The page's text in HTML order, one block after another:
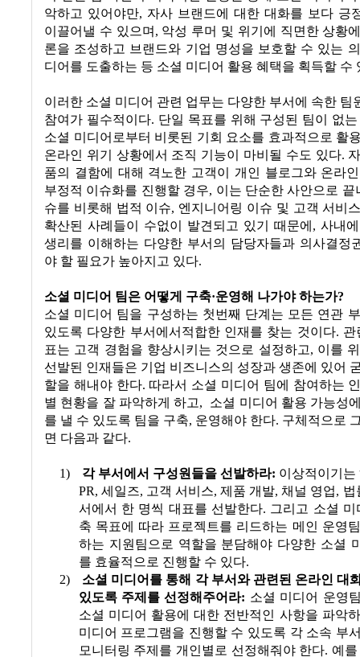
악하고 있어야만, 자사 브랜드에 대한 대화를 보다 긍
이끌어낼 수 있으며 , 악성 루머 및 위기에 직면한 상황
론을 조성하고 브랜드와 기업 명성을 보호할 수 있는
디어를 도출하는 등 소셜 미디어 활용 혜택을 획득할 수
이러한 소셜 미디어 관련 업무는 다양한 부서에 속한 팀
참여가 필수적이다. 단일 목표를 위해 구성된 팀이 없
소셜 미디어로부터 비롯된 기회 요소를 효과적으로 활
온라인 위기 상황에서 조직 기능이 마비될 수도 있다.
품의 결함에 대해 격노한 고객이 개인 블로그와 온라
부정적 이슈화를 진행할 경우, 이는 단순한 사안으로
슈를 비롯해 법적 이슈, 엔지니어링 이슈 및 고객 서비
확산된 사례들이 수없이 발견되고 있기 때문에 , 사내
생리를 이해하는 다양한 부서의 담당자들과 의사결정
야 할 필요가 높아지고 있다.
소셜 미디어 팀은 어떻게 구축·운영해 나가야 하는가?
소셜 미디어 팀을 구성하는 첫번째 단계는 모든 연관
있도록 다양한 부서에서적합한 인재를 찾는 것이다. 관
표는 고객 경험을 향상시키는 것으로 설정하고, 이를
선발된 인재들은 기업 비즈니스의 성장과 생존에 있어
할을 해내야 한다. 따라서 소셜 미디어 팀에 참여하는
별 현황을 잘 파악하게 하고,
소셜 미디어 활용 가능성
를 낼 수 있도록 팀을 구축, 운영해야 한다. 구체적으로
면 다음과 같다.
1) 각 부서에서 구성원들을 선발하라: 이상적이기는
PR, 세일즈, 고객 서비스,제품 개발,채널 영업, 법
서에서 한 명씩 대표를 선발한다. 그리고 소셜
축 목표에 따라 프로젝트를 리드하는 메인 운영
하는 지원팀으로 역할을 분담해야 다양한 소셜
를 효율적으로 진행할 수 있다.
2)
소셜 미디어를 통해 각 부서와 관련된 온라인 대
있도록 주제를 선정해주어라: 소셜 미디어 운영
소셜 미디어 활용에 대한 전반적인 사항을 파악
미디어 프로그램을 진행할 수 있도록 각 소속 부
모니터링 주제를 개인별로 선정해줘야 한다. 예